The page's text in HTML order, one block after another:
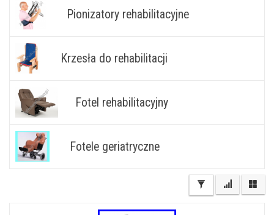
Pionizatory rehabilitacyjne
Krzesła do rehabilitacji
Fotel rehabilitacyjny
Fotele geriatryczne